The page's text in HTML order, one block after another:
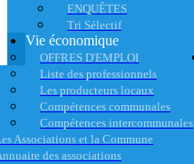
ENQUÊTES
Tri Sélectif
Vie économique
OFFRES D'EMPLOI
Liste des professionnels
Les producteurs locaux
Compétences communales
Compétences intercommunales
Associations et la Commune
des associations